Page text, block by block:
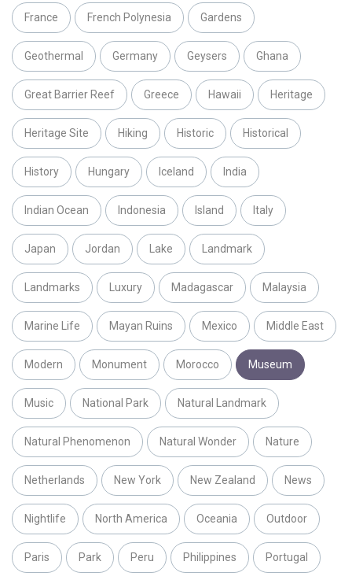
France French Polynesia Gardens
Geothermal Germany Geysers Ghana
Great Barrier Reef Greece Hawaii Heritage
Heritage Site Hiking Historic Historical
History Hungary Iceland India
Indian Ocean Indonesia Island Italy
Japan Jordan Lake Landmark
Landmarks Luxury Madagascar Malaysia
Marine Life Mayan Ruins Mexico Middle East
Modern Monument Morocco Museum
Music National Park Natural Landmark
Natural Phenomenon Natural Wonder Nature
Netherlands New York New Zealand News
Nightlife North America Oceania Outdoor
Paris Park Peru Philippines Portugal